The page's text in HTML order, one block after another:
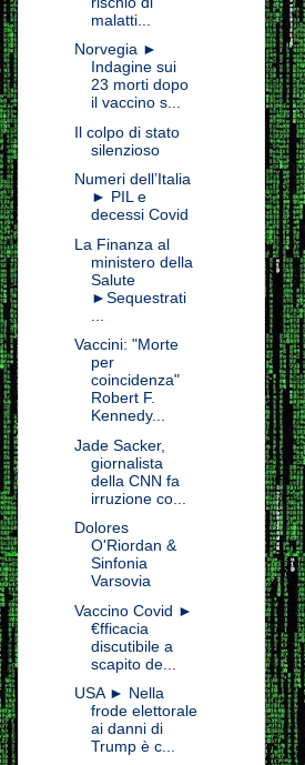
malatti...
Norvegia ►
Indagine sui
23 morti dopo
il vaccino s...
Il colpo di stato
silenzioso
Numeri dell’Italia
► PIL e
decessi Covid
La Finanza al
ministero della
Salute
►Sequestrati
Vaccini: "Morte
per
coincidenza"
Robert F.
Kennedy...
Jade Sacker,
giornalista
della CNN fa
irruzione co...
Dolores
O'Riordan &
Sinfonia
Varsovia
Vaccino Covid ►
€fficacia
discutibile a
scapito de...
USA ► Nella
frode elettorale
ai danni di
Trump è c...